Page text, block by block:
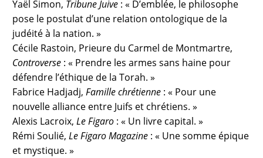
Yaël Simon, Tribune Juive : « D’emblée, le philosophe
pose le postulat d’une relation ontologique de la
judéité à la nation. »
Cécile Rastoin, Prieure du Carmel de Montmartre,
Controverse : « Prendre les armes sans haine pour
défendre l’éthique de la Torah. »
Fabrice Hadjadj,Famille chrétienne : « Pour une
nouvelle alliance entre Juifs et chrétiens. »
Alexis Lacroix,Le Figaro : « Un livre capital. »
Rémi Soulié,Le Figaro Magazine : « Une somme épique
et mystique. »